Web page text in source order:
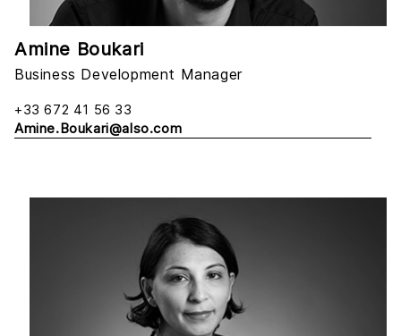
Amine Boukari
Business Development Manager
+33 672 41 56 33
Amine.Boukari@also.com